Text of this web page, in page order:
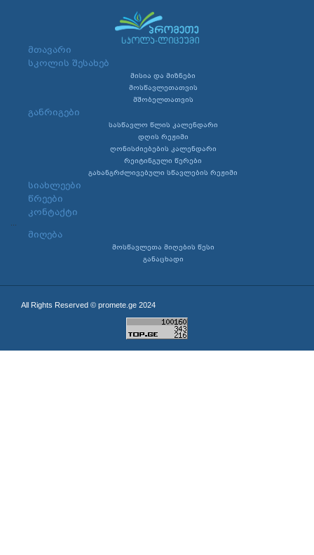
მთავარი
სკოლის შესახებ
მისია და მიზნები
მოსწავლეთათვის
მშობელთათვის
განრიგები
სასწავლო წლის კალენდარი
დღის რეჟიმი
ღონისძიებების კალენდარი
რეიტინგული წერები
გახანგრძლივებული სწავლების რეჟიმი
სიახლეები
წრეები
კონტაქტი
...
მიღება
მოსწავლეთა მიღების წესი
განაცხადი
All Rights Reserved © promete.ge 2024